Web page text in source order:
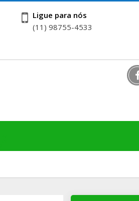
Ligue para nós
(11) 98755-4533